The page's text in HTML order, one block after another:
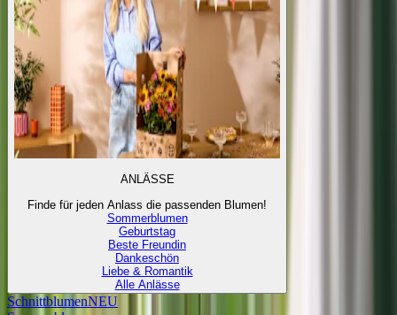
ANLÄSSE
Finde für jeden Anlass die passenden Blumen!
Sommerblumen
Geburtstag
Beste Freundin
Dankeschön
Liebe & Romantik
Alle Anlässe
SchnittblumenNEU